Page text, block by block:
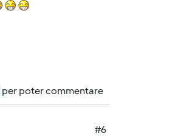
per poter commentare
#6